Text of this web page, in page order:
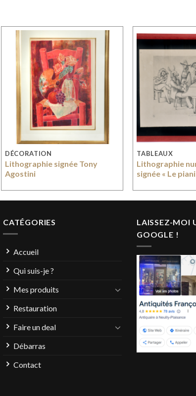
DÉCORATION
Lithographie signée Tony
Agostini
TABLEAUX
Lithographie
signée « Le
CATÉGORIES
Accueil
Qui suis-je ?
Mes produits
Restauration
Faire un deal
Débarras
Contact
LAISSEZ-MOI
GOOGLE !